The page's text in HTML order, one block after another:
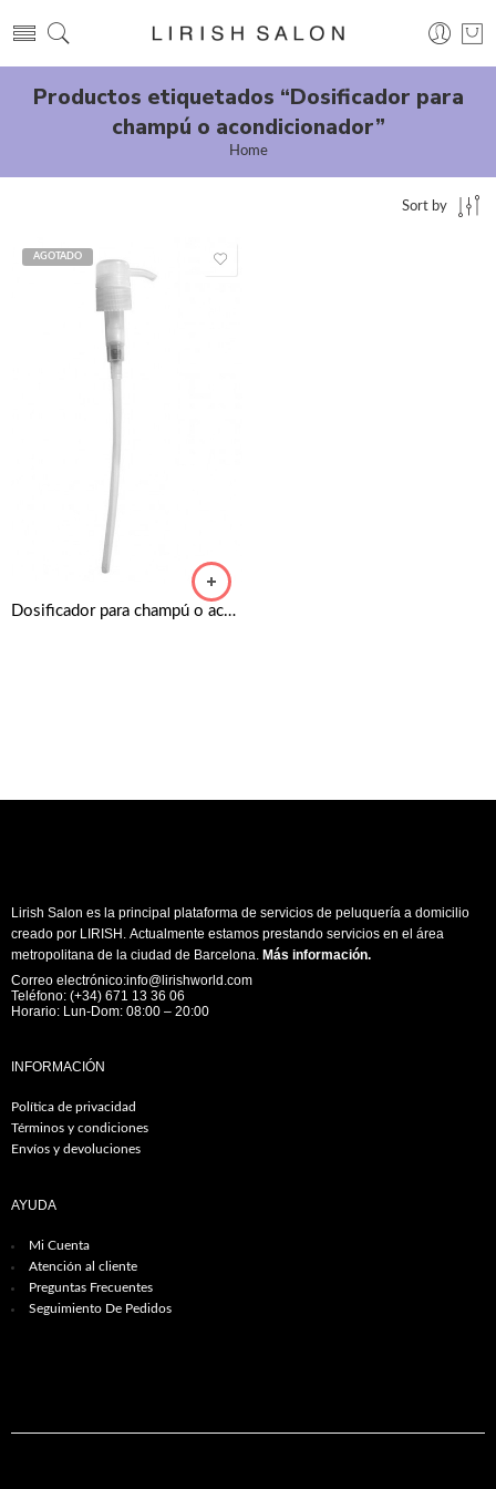
Productos etiquetados “Dosificador para
champú o acondicionador”
Home
Sort by
AGOTADO
Dosificador para champú o acondicionador TIGI BED HEAD de 750ml
Lirish Salon es la principal plataforma de servicios de peluquería a domicilio
creado por LIRISH. Actualmente estamos prestando servicios en el área
metropolitana de la ciudad de Barcelona. Más información.
Correo electrónico:info@lirishworld.com
Teléfono: (+34) 671 13 36 06
Horario: Lun-Dom: 08:00 – 20:00
INFORMACIÓN
Política de privacidad
Términos y condiciones
Envíos y devoluciones
AYUDA
Mi Cuenta
Atención al cliente
Preguntas Frecuentes
Seguimiento De Pedidos